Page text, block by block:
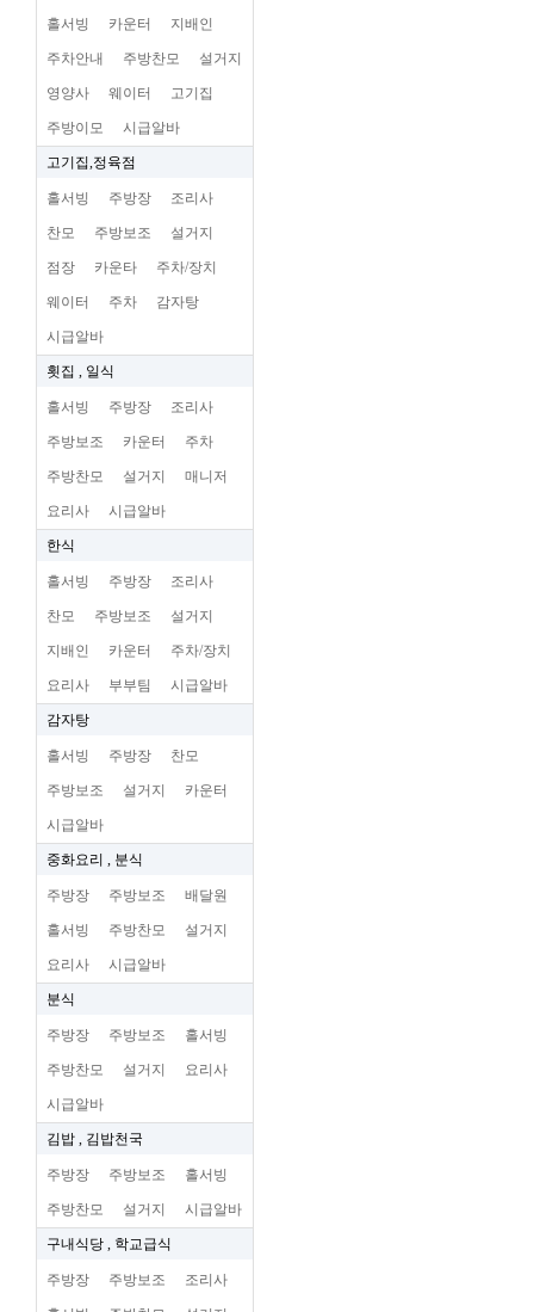
홀서빙 카운터 지배인
주차안내 주방찬모 설거지
영양사 웨이터 고기집
주방이모 시급알바
고기집,정육점
홀서빙 주방장 조리사
찬모 주방보조 설거지
점장 카운타 주차/장치
웨이터 주차 감자탕
시급알바
횟집 , 일식
홀서빙 주방장 조리사
주방보조 카운터 주차
주방찬모 설거지 매니저
요리사 시급알바
한식
홀서빙 주방장 조리사
찬모 주방보조 설거지
지배인 카운터 주차/장치
요리사 부부팀 시급알바
감자탕
홀서빙 주방장 찬모
주방보조 설거지 카운터
시급알바
중화요리 , 분식
주방장 주방보조 배달원
홀서빙 주방찬모 설거지
요리사 시급알바
분식
주방장 주방보조 홀서빙
주방찬모 설거지 요리사
시급알바
김밥 , 김밥천국
주방장 주방보조 홀서빙
주방찬모 설거지 시급알바
구내식당 , 학교급식
주방장 주방보조 조리사